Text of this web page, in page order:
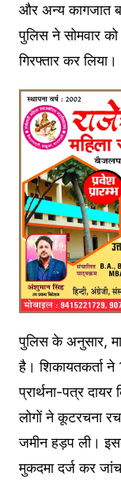
और अन्य कागजात
पुलिस ने सोमवार को
गिरफ्तार कर लिया।
पुलिस के अनुसार,
है। शिकायतकर्ता ने
प्रार्थना-पत्र
लोगों ने कूटरचना
जमीन हड़प ली।
मुकदमा दर्ज कर